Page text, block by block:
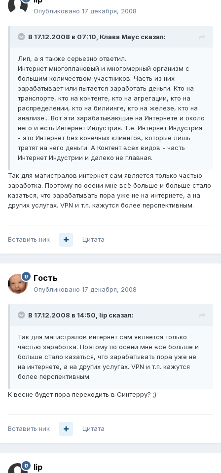
Опубликовано 17 декабря, 2008
В 17.12.2008 в 07:10, Клава Маус сказал:
Лип, а я также серьезно ответил.
Интернет многоплановый и многомерный организм с
большим количеством участников. Часть из них
зарабатывает или пытается заработать деньги. Кто на
транспорте, кто на контенте, кто на агрегации, кто на
распределении, кто на билиинге, кто на железе, кто на
анализе... Вот эти зарабатывающие на Интернете и около
него и есть Интернет Индустрия. Т.е. Интернет Индустрия
- это Интернет без конечных клиентов, которые лишь
тратят на него деньги. А Контент всех видов - часть
Интернет Индустрии и далеко не главная.
Так для магистралов интернет сам является только частью
заработка. Поэтому по осени мне всё больше и больше стало
казаться, что зарабатывать пора уже не на интернете, а на
других услугах. VPN и т.п. кажутся более перспективным.
Вставить ник Цитата
Гoсть
Опубликовано 17 декабря, 2008
В 17.12.2008 в 14:50, lip сказал:
Так для магистралов интернет сам является только
частью заработка. Поэтому по осени мне всё больше и
больше стало казаться, что зарабатывать пора уже не
на интернете, а на других услугах. VPN и т.п. кажутся
более перспективным.
К весне будет пора переходить в Синтерру? ;)
Вставить ник Цитата
lip